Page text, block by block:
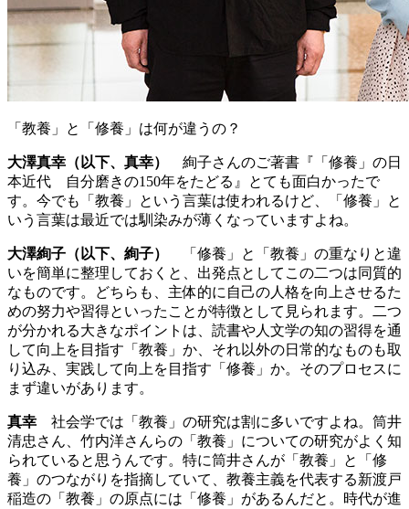
「教養」と「修養」は何が違うの？
大澤真幸（以下、真幸）
絢子さんのご著書『「修養」の日
本近代 自分磨きの150年をたどる』とても面白かったで
す。今でも「教養」という言葉は使われるけど、「修養」と
いう言葉は最近では馴染みが薄くなっていますよね。
大澤絢子（以下、絢子）
「修養」と「教養」の重なりと違
いを簡単に整理しておくと、出発点としてこの二つは同質的
なものです。どちらも、主体的に自己の人格を向上させるた
めの努力や習得といったことが特徴として見られます。二つ
が分かれる大きなポイントは、読書や人文学の知の習得を通
して向上を目指す「教養」か、それ以外の日常的なものも取
り込み、実践して向上を目指す「修養」か。そのプロセスに
まず違いがあります。
真幸 社会学では「教養」の研究は割に多いですよね。筒井
清忠さん、竹内洋さんらの「教養」についての研究がよく知
られていると思うんです。特に筒井さんが「教養」と「修
養」のつながりを指摘していて、教養主義を代表する新渡戸
稲造の「教養」の原点には「修養」があるんだと。時代が進